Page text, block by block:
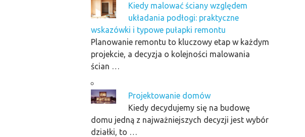
Kiedy malować ściany względem
układania podłogi: praktyczne
wskazówki i typowe pułapki remontu
Planowanie remontu to kluczowy etap w każdym
projekcie, a decyzja o kolejności malowania
ścian …
Projektowanie domów
Kiedy decydujemy się na budowę
domu jedną z najważniejszych decyzji jest wybór
działki, to …